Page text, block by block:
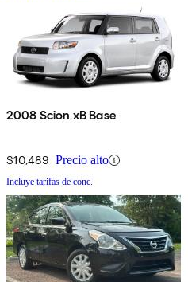
2008 Scion xB Base
$10,489 Precio alto
Incluye tarifas de conc.